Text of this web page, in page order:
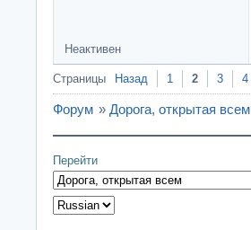
Неактивен
Страницы Назад 1 2 3 4
Форум » Дорога, открытая всем
Перейти